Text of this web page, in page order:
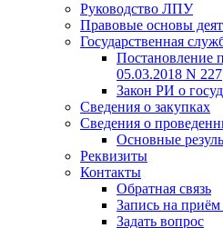
Руководство ЛПУ
Правовые основы
Государственная
Постановление
05.03.2018 N 227
Закон РИ о
Сведения о закупках
Сведения о
Основные
Реквизиты
Контакты
Обратная связь
Запись на приём
Задать вопрос